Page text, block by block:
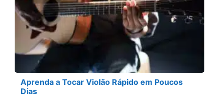
Aprenda a Tocar Violão Rápido em Poucos
Dias